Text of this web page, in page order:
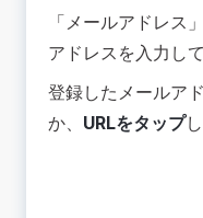
「メールアドレス
アドレスを入力し
登録したメールア
か、 URLをタップ